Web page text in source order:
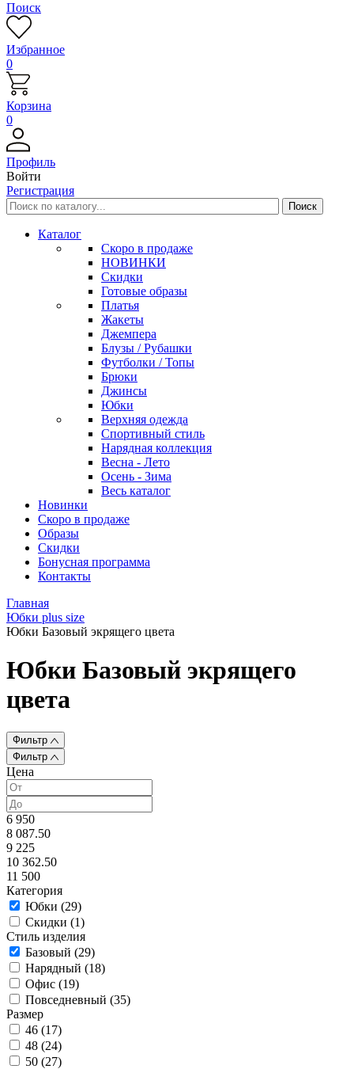
Поиск
Избранное
0
Корзина
0
Профиль
Войти
Регистрация
Каталог
Скоро в продаже
НОВИНКИ
Скидки
Готовые образы
Платья
Жакеты
Джемпера
Блузы / Рубашки
Футболки / Топы
Брюки
Джинсы
Юбки
Верхняя одежда
Спортивный стиль
Нарядная коллекция
Весна - Лето
Осень - Зима
Весь каталог
Новинки
Скоро в продаже
Образы
Скидки
Бонусная программа
Контакты
Главная
Юбки plus size
Юбки Базовый экрящего цвета
Юбки Базовый экрящего
цвета
Фильтр
Фильтр
Цена
6 950
8 087.50
9 225
10 362.50
11 500
Категория
Юбки (29)
Скидки (1)
Стиль изделия
Базовый (29)
Нарядный (18)
Офис (19)
Повседневный (35)
Размер
46 (17)
48 (24)
50 (27)